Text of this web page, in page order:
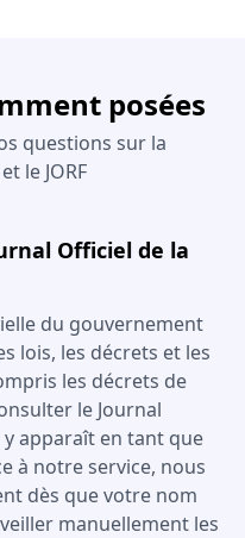
posées
questions sur la
le JORF
Officiel de la
du gouvernement
lois, les décrets et les
les décrets de
le Journal
apparaît en tant que
à notre service, nous
dès que votre nom
manuellement les